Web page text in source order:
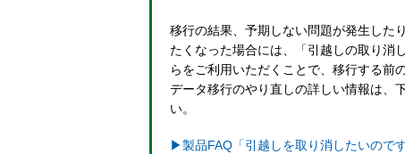
移行の結果、予期しない問題が発生した
たくなった場合には、「引越しの取り消
らをご利用いただくことで、移行する前
データ移行のやり直しの詳しい情報は、
い。
▶製品FAQ「引越しを取り消したいので